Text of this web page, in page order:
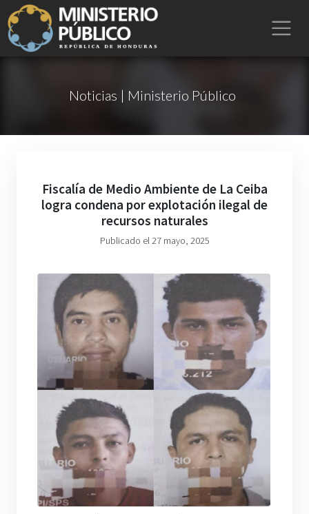
Noticias | Ministerio Público
Fiscalía de Medio Ambiente de La Ceiba
logra condena por explotación ilegal de
recursos naturales
Publicado el 27 mayo, 2025